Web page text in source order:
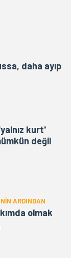
daha ayıp
kurt'
değil
ARDINDAN
olmak